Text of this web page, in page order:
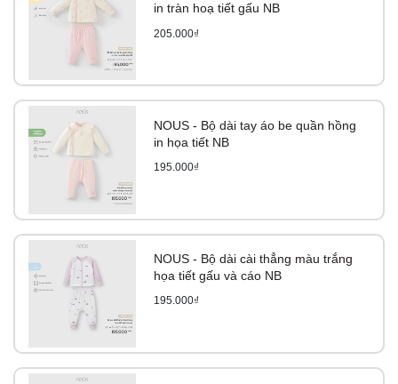
in tràn hoạ tiết gấu NB
205.000₫
NOUS - Bộ dài tay áo be quần hồng
in họa tiết NB
195.000₫
NOUS - Bộ dài cài thẳng màu trắng
họa tiết gấu và cáo NB
195.000₫